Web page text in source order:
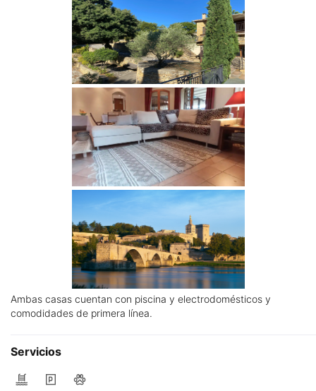
Ambas casas cuentan con piscina y electrodomésticos y
comodidades de primera línea.
Servicios